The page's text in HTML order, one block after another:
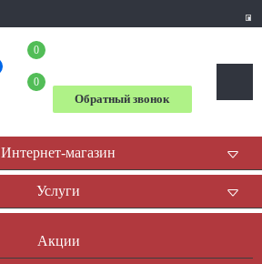
0
0
Обратный звонок
Интернет-магазин
Услуги
Акции